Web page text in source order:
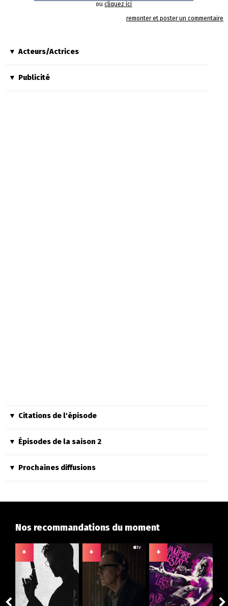
oucliquez ici
remonter et poster un commentaire
Acteurs/Actrices
Publicité
Citations de l'épisode
Épisodes de la saison 2
Prochaines diffusions
Nos recommandations du moment
+ + +